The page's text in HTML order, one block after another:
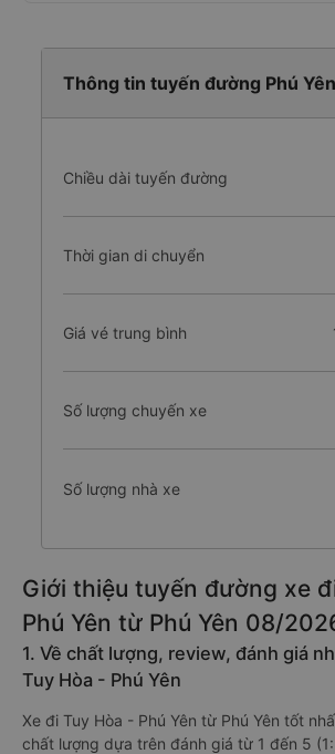
Thông tin tuyến đường Phú
Chiều dài tuyến đường
Thời gian di chuyển
Giá vé trung bình
Số lượng chuyến xe
Số lượng nhà xe
Giới thiệu tuyến đường xe
Phú Yên từ Phú Yên 08/
1. Về chất lượng, review, đánh giá
Tuy Hòa - Phú Yên
Xe đi Tuy Hòa - Phú Yên từ Phú Yên tốt
chất lượng dựa trên đánh giá từ 1 đến 5